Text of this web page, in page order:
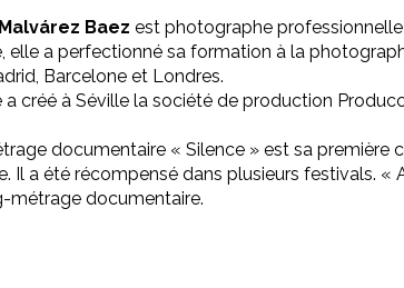
Baez est photographe
elle a perfectionné sa formation à la
Barcelone et Londres.
a créé à Séville la société de production
documentaire « Silence » est sa première
Il a été récompensé dans plusieurs festivals. «
métrage documentaire.